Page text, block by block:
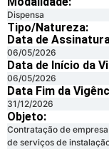
Dispensa
Tipo/Natureza:
Data de
06/05/2026
Data de Início da
06/05/2026
Data Fim da
31/12/2026
Objeto:
Contratação de
de serviços de